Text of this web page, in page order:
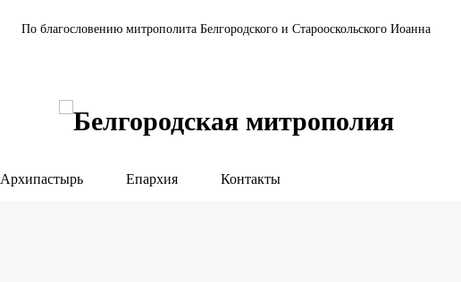
По благословению митрополита Белгородского и Старооскольского Иоанна
Архипастырь Епархия Контакты